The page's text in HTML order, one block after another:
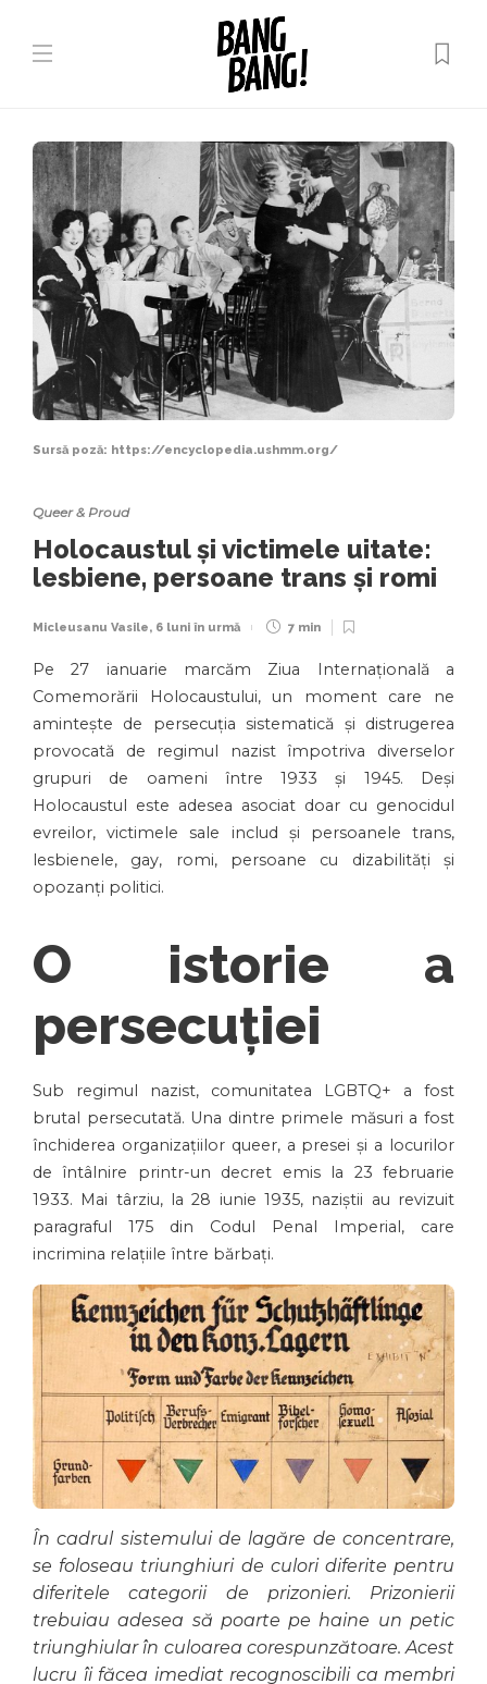
Sursă poză: https://encyclopedia.ushmm.org/
Queer & Proud
Holocaustul și victimele uitate:
lesbiene, persoane trans și romi
Micleusanu Vasile, 6 luni în urmă 7 min
Pe 27 ianuarie marcăm Ziua Internațională a
Comemorării Holocaustului, un moment care ne
amintește de persecuția sistematică și distrugerea
provocată de regimul nazist împotriva diverselor
grupuri de oameni între 1933 și 1945. Deși
Holocaustul este adesea asociat doar cu genocidul
evreilor, victimele sale includ și persoanele trans,
lesbienele, gay, romi, persoane cu dizabilități și
opozanți politici.
O istorie a
persecuției
Sub regimul nazist, comunitatea LGBTQ+ a fost
brutal persecutată. Una dintre primele măsuri a fost
închiderea organizațiilor queer, a presei și a locurilor
de întâlnire printr-un decret emis la 23 februarie
1933. Mai târziu, la 28 iunie 1935, naziștii au revizuit
paragraful 175 din Codul Penal Imperial, care
incrimina relațiile între bărbați.
În cadrul sistemului de lagăre de concentrare,
se foloseau triunghiuri de culori diferite pentru
diferitele categorii de prizonieri. Prizonierii
trebuiau adesea să poarte pe haine un petic
triunghiular în culoarea corespunzătoare. Acest
lucru îi făcea imediat recognoscibili ca membri